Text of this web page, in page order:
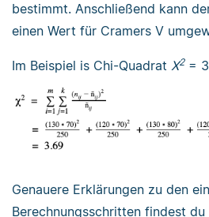
bestimmt. Anschließend kann
einen Wert für Cramers V
Im Beispiel is Chi-Quadrat X2=
Genauere Erklärungen zu den
Berechnungsschritten findest du